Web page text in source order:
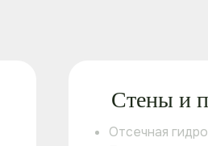
Стены и
Отсечная